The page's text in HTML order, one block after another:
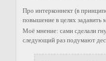
Про интерконнект (в
повышение в целях задавить
Моё мнение: сами сделали
следующий раз подумают